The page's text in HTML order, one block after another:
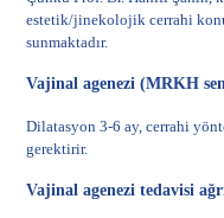
estetik/jinekolojik cerrahi
sunmaktadır.
Vajinal agenezi (MRKH
Dilatasyon 3-6 ay, cerrahi
gerektirir.
Vajinal agenezi tedavisi